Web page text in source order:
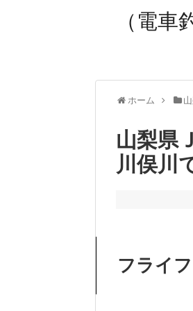
（電
ホーム
山梨県
川俣川
フライ